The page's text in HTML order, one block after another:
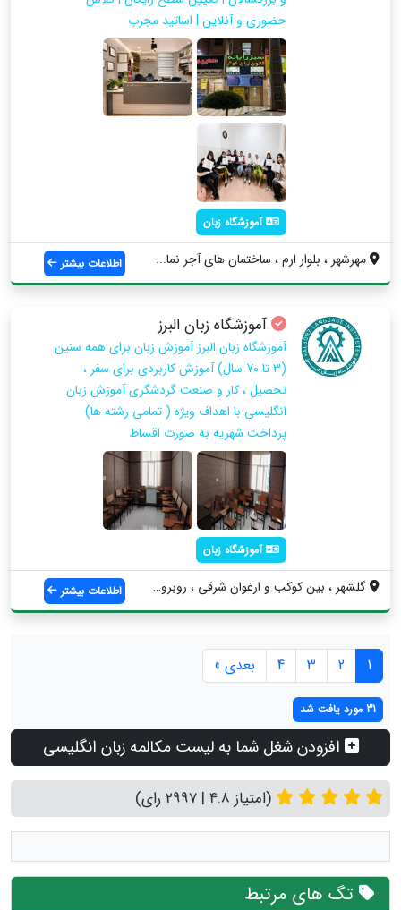
حضوری و آنلاین | اساتید مجرب
آموزشگاه زبان
مهرشهر ، بلوار ارم ، ساختمان های آجر نما... اطلاعات بیشتر
آموزشگاه زبان البرز
آموزشگاه زبان البرز آموزش زبان برای همه سنین
(3 تا 70 سال) آموزش کاربردی برای سفر ،
تحصیل ، کار و صنعت گردشگری آموزش زبان
انگلیسی با اهداف ویژه ( تمامی رشته ها)
پرداخت شهریه به صورت اقساط
آموزشگاه زبان
گلشهر ، بین کوکب و ارغوان شرقی ، روبروی ... اطلاعات بیشتر
1
2
3
4 بعدی »
31 مورد یافت شد
افزودن شغل شما به لیست مکالمه زبان انگلیسی
(امتیاز 4.8 | 2997 رای)
تگ های مرتبط